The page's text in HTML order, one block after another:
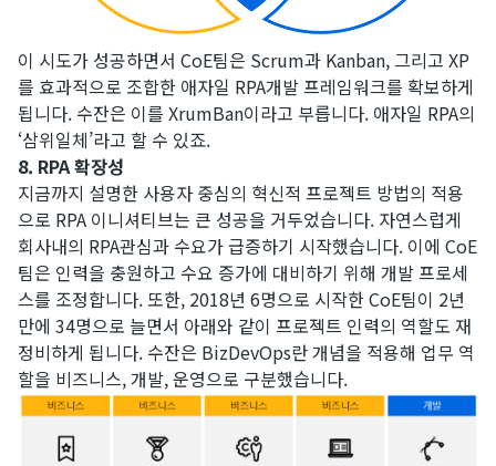
이 시도가 성공하면서 CoE팀은 Scrum과 Kanban, 그리고 XP
를 효과적으로 조합한 애자일 RPA개발 프레임워크를 확보하게
됩니다. 수잔은 이를 XrumBan이라고 부릅니다. 애자일 RPA의
‘삼위일체’라고 할 수 있죠.
8. RPA 확장성
지금까지 설명한 사용자 중심의 혁신적 프로젝트 방법의 적용
으로 RPA 이니셔티브는 큰 성공을 거두었습니다. 자연스럽게
회사내의 RPA관심과 수요가 급증하기 시작했습니다. 이에 CoE
팀은 인력을 충원하고 수요 증가에 대비하기 위해 개발 프로세
스를 조정합니다. 또한, 2018년 6명으로 시작한 CoE팀이 2년
만에 34명으로 늘면서 아래와 같이 프로젝트 인력의 역할도 재
정비하게 됩니다. 수잔은 BizDevOps란 개념을 적용해 업무 역
할을 비즈니스, 개발, 운영으로 구분했습니다.